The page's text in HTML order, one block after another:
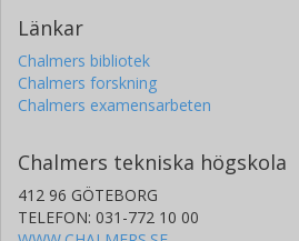
Länkar
Chalmers bibliotek
Chalmers forskning
Chalmers examensarbeten
Chalmers tekniska högskola
412 96 GÖTEBORG
TELEFON: 031-772 10 00